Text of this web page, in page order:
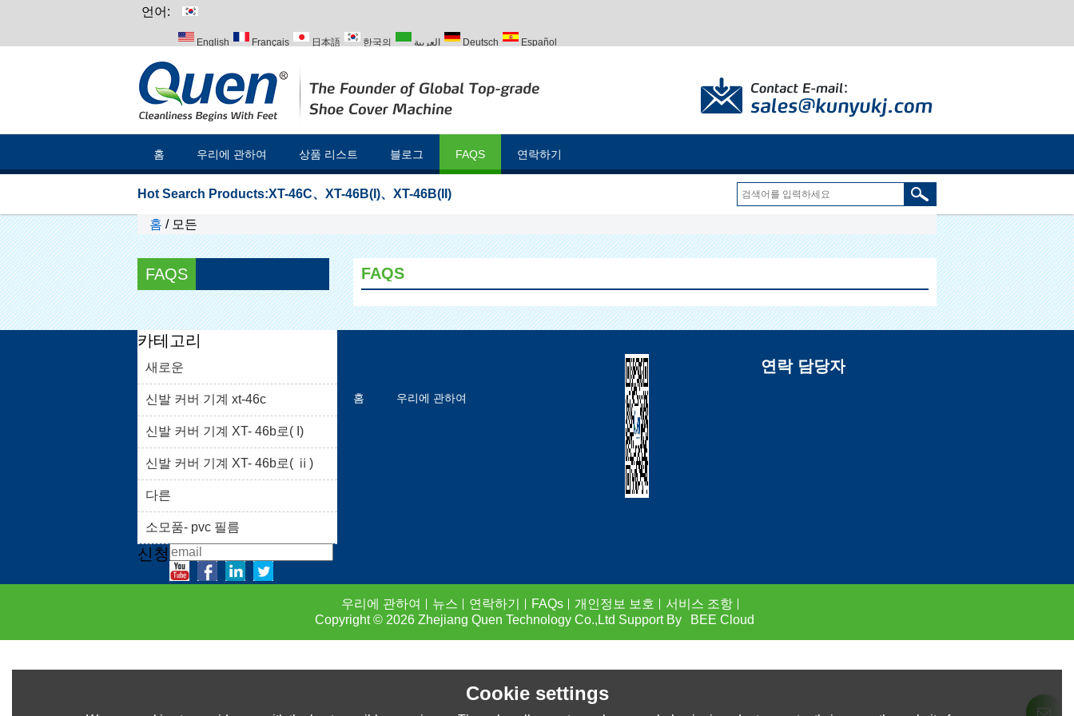
언어:
English Français 日本語 한국의 العربية Deutsch Español
홈 우리에 관하여 상품 리스트 블로그 FAQS 연락하기
Hot Search Products:XT-46C、 XT-46B(I)、 XT-46B(II)
홈 / 모든
FAQS FAQS
카테고리
새로운
신발 커버 기계 xt-46c
신발 커버 기계 XT- 46b로( I)
신발 커버 기계 XT- 46b로( ⅱ)
다른
소모품- pvc 필름
신청
홈 우리에 관하여
연락 담당자
우리에 관하여 뉴스 연락하기 FAQs 개인정보 보호
서비스 조항
Copyright © 2026 Zhejiang Quen Technology Co.,Ltd Support By BEE Cloud
Cookie settings